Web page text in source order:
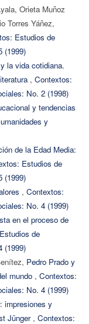
Orieta Muñoz
Torres Yáñez,
Estudios de
(1999)
la vida cotidiana.
, Contextos:
No. 2 (1998)
y tendencias
y
de la Edad Media:
Estudios de
(1999)
, Contextos:
No. 4 (1999)
en el proceso de
de
(1999)
Pedro Prado y
mundo , Contextos:
No. 4 (1999)
impresiones y
Jünger , Contextos: